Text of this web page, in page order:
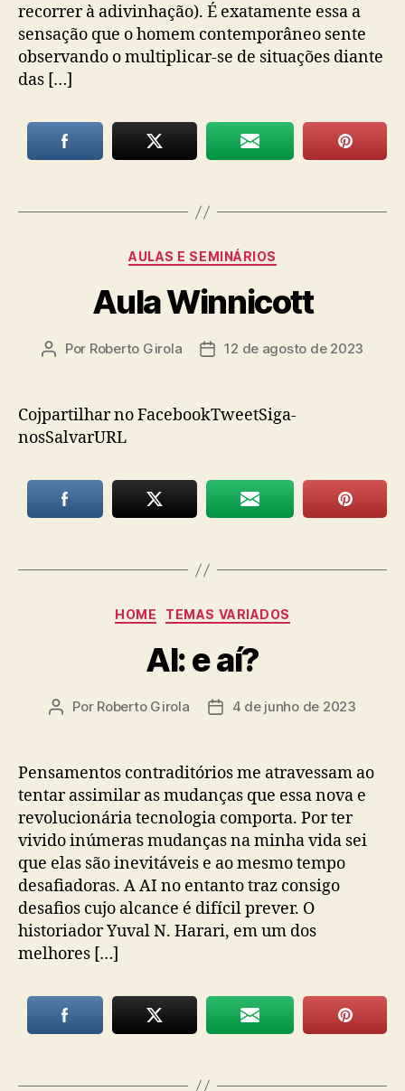
recorrer à adivinhação). É exatamente essa a
sensação que o homem contemporâneo sente
observando o multiplicar-se de situações diante
das […]
Categorias
AULAS E SEMINÁRIOS
Aula Winnicott
Autor
Por Roberto Girola
Data12 de agosto de 2023
Cojpartilhar no FacebookTweetSiga-
nosSalvarURL
Categorias
HOME TEMAS VARIADOS
AI: e aí?
Autor
Por Roberto Girola
Data4 de junho de 2023
Pensamentos contraditórios me atravessam ao
tentar assimilar as mudanças que essa nova e
revolucionária tecnologia comporta. Por ter
vivido inúmeras mudanças na minha vida sei
que elas são inevitáveis e ao mesmo tempo
desafiadoras. A AI no entanto traz consigo
desafios cujo alcance é difícil prever. O
historiador Yuval N. Harari, em um dos
melhores […]